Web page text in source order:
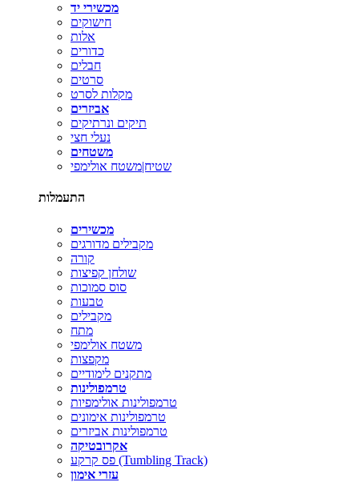
מכשירי יד
חישוקים
אלות
כדורים
חבלים
סרטים
מקלות לסרט
אביזרים
תיקים ונרתיקים
נעלי חצי
משטחים
שטיח|משטח אולימפי
התעמלות
מכשירים
מקבילים מדורגים
קורה
שולחן קפיצות
סוס סמוכות
טבעות
מקבילים
מתח
משטח אולימפי
מקפצות
מתקנים לימודיים
טרמפולינות
טרמפולינות אולימפיות
טרמפולינות אימונים
טרמפולינות אביזרים
אקרובטיקה
פס קרקע (Tumbling Track)
עזרי אימון